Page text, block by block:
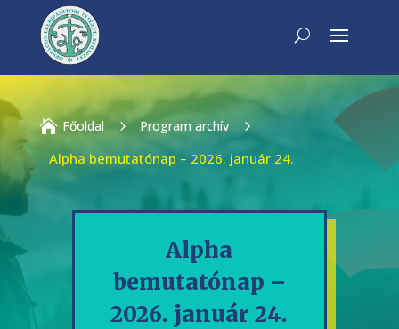
 Főoldal 5 Program archív
5
Alpha bemutatónap – 2026. január 24.
Alpha
bemutatónap –
2026. január 24.